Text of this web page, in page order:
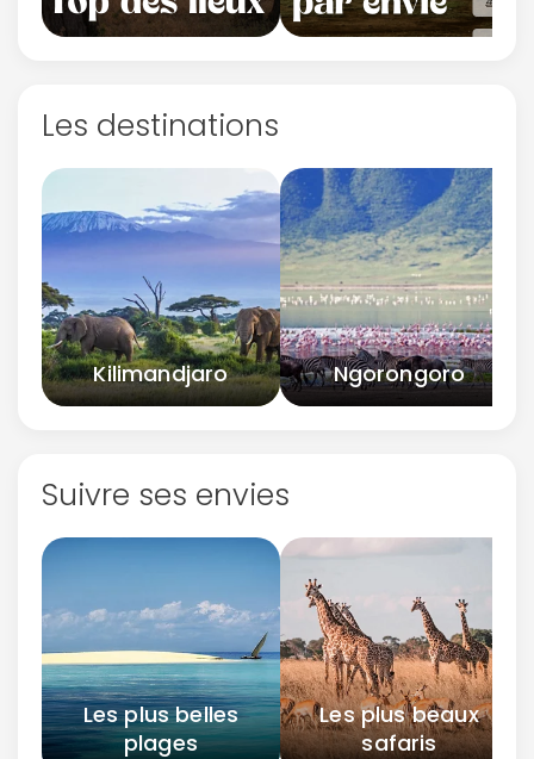
Les destinations
Kilimandjaro Ngorongoro
Suivre ses envies
Les plus belles
plages
Les plus beaux
safaris